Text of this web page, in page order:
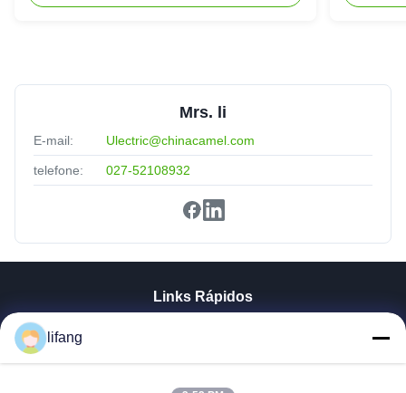
Mrs. li
E-mail: Ulectric@chinacamel.com
telefone: 027-52108932
Links Rápidos
lifang